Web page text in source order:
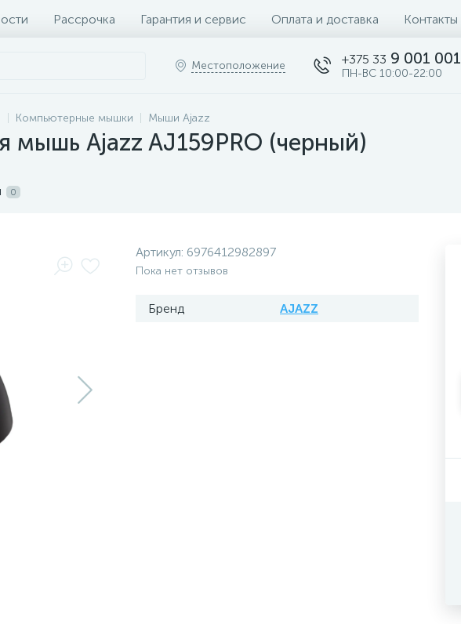
Рассрочка Гарантия и сервис Оплата и доставка Контакты
Местоположение +375 33 9 001 001
ПН-ВС 10:00-22:00
Компьютерные мышки Мыши Ajazz
мышь Ajazz AJ159PRO (черный)
0
Артикул: 6976412982897
Пока нет отзывов
Бренд AJAZZ